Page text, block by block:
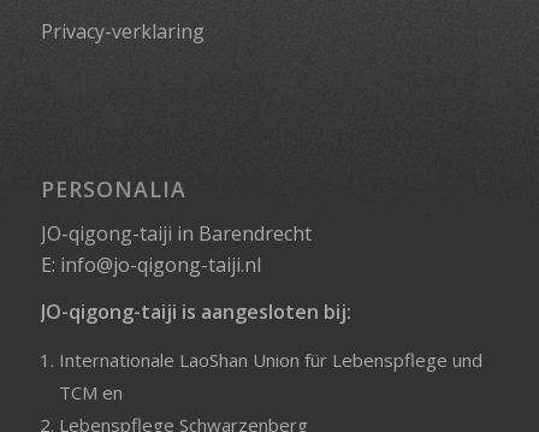
Privacy-verklaring
PERSONALIA
JO-qigong-taiji in Barendrecht
E: info@jo-qigong-taiji.nl
JO-qigong-taiji is aangesloten bij:
Internationale LaoShan Union für Lebenspflege und
TCM en
Lebenspflege Schwarzenberg